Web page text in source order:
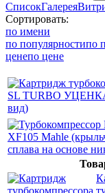
СписокГалерея
Сортировать:
по имени
по популярностипо
ценепо цене